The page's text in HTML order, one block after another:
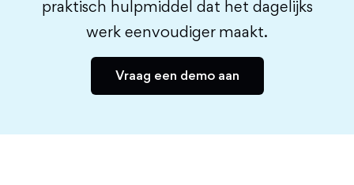
praktisch hulpmiddel dat het dagelijks
werk eenvoudiger maakt.
Vraag een demo aan